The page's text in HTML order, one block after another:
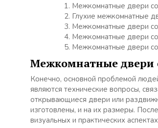
Межкомнатные двери
Глухие межкомнатные
Межкомнатные двери
Межкомнатные двери
Межкомнатные двери
Межкомнатные двери
Конечно, основной проблемой
являются технические вопросы,
открывающиеся двери или
изготовлены, и на их размеры.
визуальных и практических